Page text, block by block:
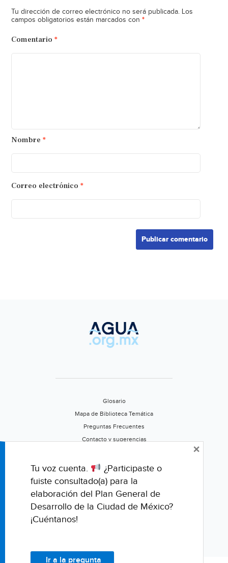
Tu dirección de correo electrónico no será publicada. Los
campos obligatorios están marcados con *
Comentario *
Nombre *
Correo electrónico *
Glosario
Mapa de Biblioteca Temática
Preguntas Frecuentes
Contacto y sugerencias
Califica este portal
Tu voz cuenta.
¿Participaste o
fuiste consultado(a) para la
elaboración del Plan General de
Desarrollo de la Ciudad de México?
¡Cuéntanos!
Ir a la pregunta
×